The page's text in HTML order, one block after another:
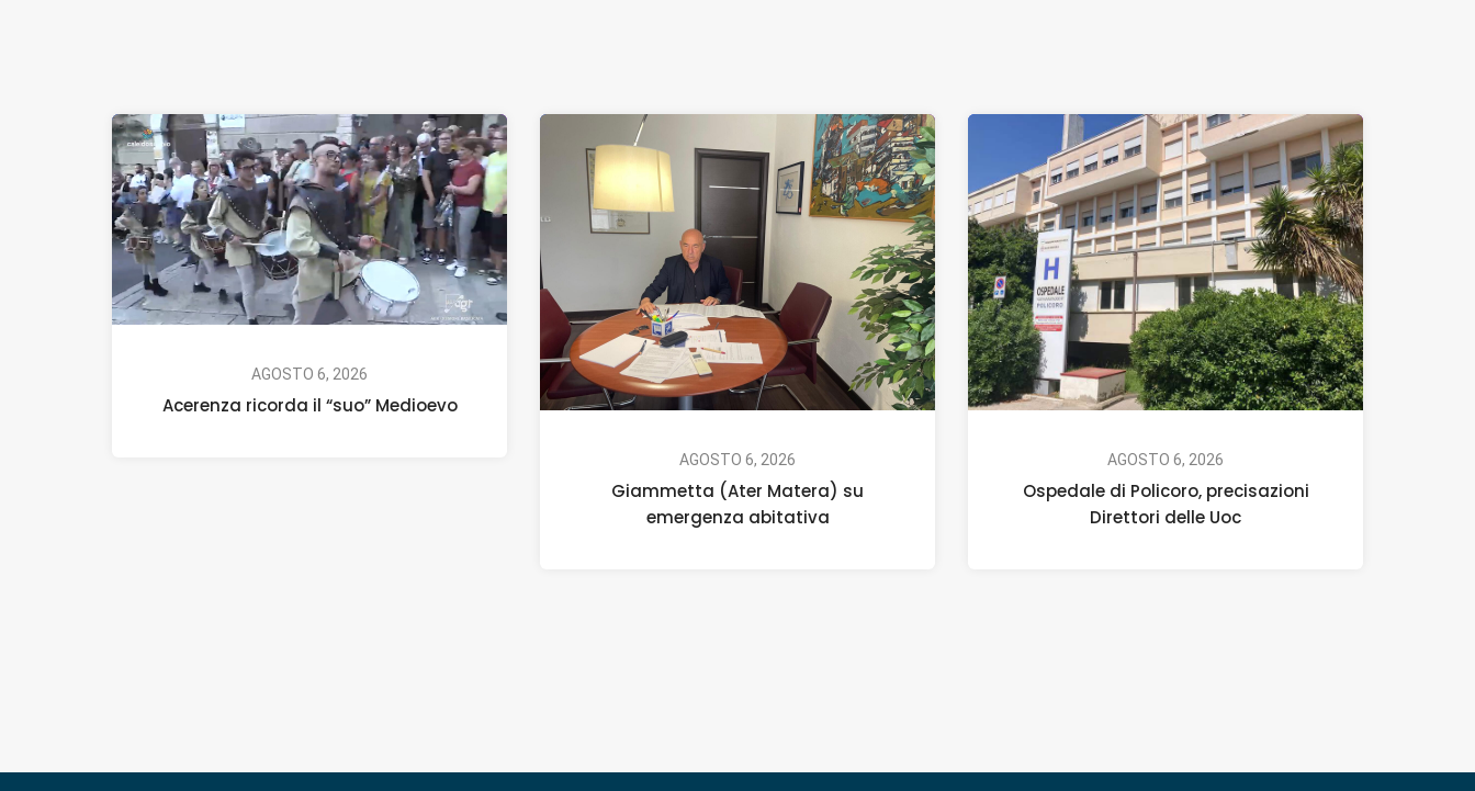
AGOSTO 6, 2026
Acerenza ricorda il “suo” Medioevo
AGOSTO 6, 2026
Giammetta (Ater Matera) su
emergenza abitativa
AGOSTO 6, 2026
Ospedale di Policoro, precisazioni
Direttori delle Uoc